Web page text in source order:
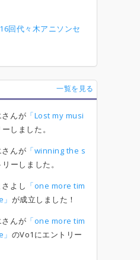
回代々木アニソンセ
一覧を見る
んが 「Lost my musi
しました。
んが 「winning the s
ーしました。
よし 「one more tim
が成立しました！
んが 「one more tim
のVo1にエントリー